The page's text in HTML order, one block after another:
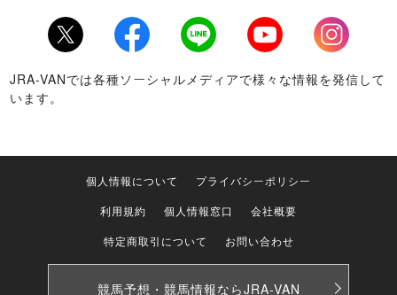
Twitter Facebook LINE Youtube
Instagram
JRA-VANでは各種ソーシャルメディアで様々な情報を発信して
います。
個人情報について
プライバシーポリシー
利用規約
個人情報窓口
会社概要
特定商取引について
お問い合わせ
競馬予想・競馬情報ならJRA-VAN